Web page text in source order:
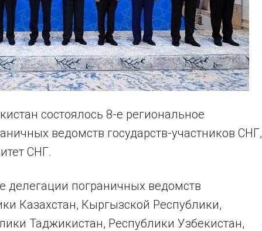
состоялось 8-е региональное
ведомств государств-участников СНГ,
СНГ.
делегации пограничных ведомств
Казахстан, Кыргызской Республики,
Таджикистан, Республики Узбекистан,